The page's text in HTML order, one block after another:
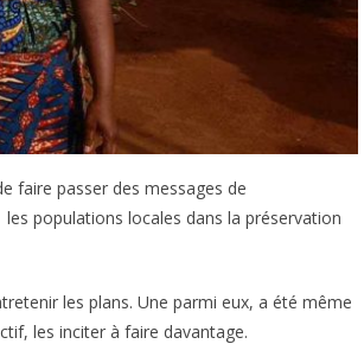
faire passer des messages de
les populations locales dans la préservation
les plans. Une parmi eux, a été même
les inciter à faire davantage.